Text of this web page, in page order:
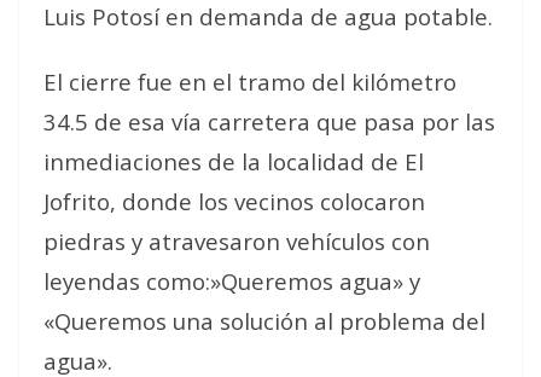
Luis Potosí en demanda de agua potable.
El cierre fue en el tramo del kilómetro
34.5 de esa vía carretera que pasa por las
inmediaciones de la localidad de El
Jofrito, donde los vecinos colocaron
piedras y atravesaron vehículos con
leyendas como:»Queremos agua» y
«Queremos una solución al problema del
agua».